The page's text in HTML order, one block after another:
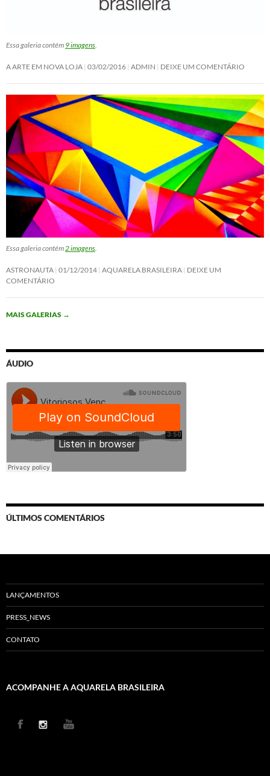
Essa galeria contém 9 imagens
A ARTE EM NOVA LOJA 03/02/2016 ADMIN DEIXE UM COMENTÁRIO
Essa galeria contém 2 imagens
ASTRONAUTA 01/12/2014 AQUARELA BRASILEIRA DEIXE UM
COMENTÁRIO
MAIS GALERIAS →
ÁUDIO
ÚLTIMOS COMENTÁRIOS
LANÇAMENTOS
PRESS_NEWS
CONTATO
ACOMPANHE A AQUARELA BRASILEIRA